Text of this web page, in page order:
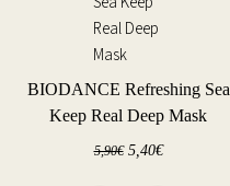
BIODANCE Refreshing Sea
Keep Real Deep Mask
5,90€ 5,40€